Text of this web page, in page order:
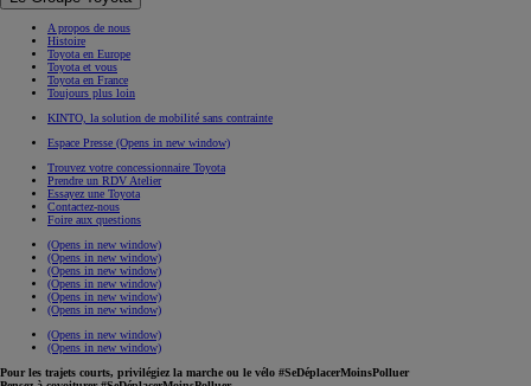
A propos de nous
Histoire
Toyota en Europe
Toyota et vous
Toyota en France
Toujours plus loin
KINTO, la solution de mobilité sans contrainte
Espace Presse (Opens in new window)
Trouvez votre concessionnaire Toyota
Prendre un RDV Atelier
Essayez une Toyota
Contactez-nous
Foire aux questions
(Opens in new window)
(Opens in new window)
(Opens in new window)
(Opens in new window)
(Opens in new window)
(Opens in new window)
(Opens in new window)
(Opens in new window)
Pour les trajets courts, privilégiez la marche ou le vélo #SeDéplacerMoinsPolluer